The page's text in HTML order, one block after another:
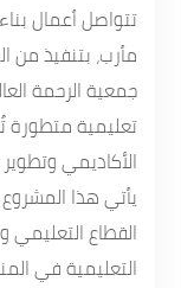
تتواصل أعمال
مأرب، بتنفيذ من
جمعية الرحمة
تعليمية متطورة
الأكاديمي
يأتي هذا
القطاع التعليمي
التعليمية في